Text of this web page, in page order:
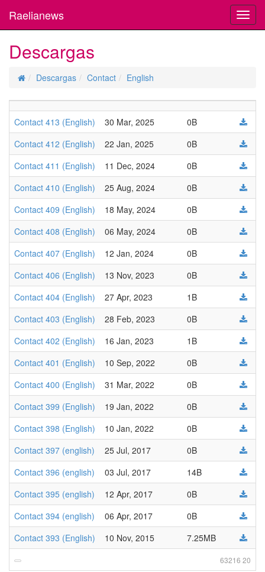
Raelianews
Descargas
Descargas Contact English
Contact 413 (English) 30 Mar, 2025
0B
Contact 412 (English)
22 Jan, 2025
0B
Contact 411 (English)
11 Dec, 2024
0B
Contact 410 (English)
25 Aug, 2024
0B
Contact 409 (English)
18 May, 2024
0B
Contact 408 (English)
06 May, 2024
0B
Contact 407 (English)
12 Jan, 2024
0B
Contact 406 (English)
13 Nov, 2023
0B
Contact 404 (English)
27 Apr, 2023
1B
Contact 403 (English)
28 Feb, 2023
0B
Contact 402 (English)
16 Jan, 2023
1B
Contact 401 (English)
10 Sep, 2022
0B
Contact 400 (English)
31 Mar, 2022
0B
Contact 399 (English)
19 Jan, 2022
0B
Contact 398 (English)
10 Jan, 2022
0B
Contact 397 (english)
25 Jul, 2017
0B
Contact 396 (english)
03 Jul, 2017
14B
Contact 395 (english)
12 Apr, 2017
0B
Contact 394 (english)
06 Apr, 2017
0B
Contact 393 (English)
10 Nov, 2015 7.25MB
63216 20